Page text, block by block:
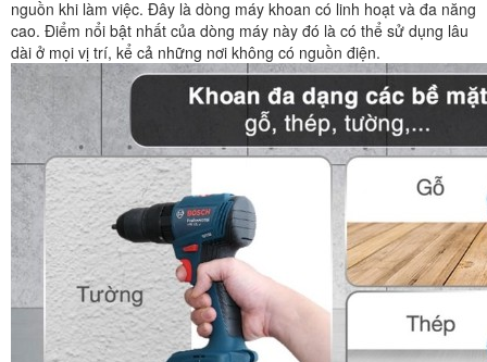
nguồn khi làm việc. Đây là dòng máy khoan có linh hoạt và đa năng
cao. Điểm nổi bật nhất của dòng máy này đó là có thể sử dụng lâu
dài ở mọi vị trí, kể cả những nơi không có nguồn điện.